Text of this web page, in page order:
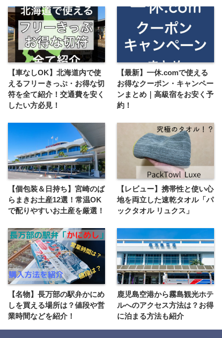
【車なしOK】北海道内で使
えるフリーきっぷ・お得な切
符を全て紹介！交通費を安く
したい方必見！
【最新】一休.comで使える
お得なクーポン・キャンペー
ンまとめ｜高級宿をお安く予
約！
【個包装＆日持ち】宮崎のば
らまきお土産12選！常温OK
で配りやすいお土産を厳選！
【レビュー】携帯性と使い心
地を両立した速乾タオル「パ
ックタオル リュクス」
【名物】長万部の駅弁かにめ
しを買える場所は？値段や営
業時間などを紹介！
鹿児島空港から霧島観光ホテ
ルへのアクセス方法は？お得
に泊まる方法も紹介